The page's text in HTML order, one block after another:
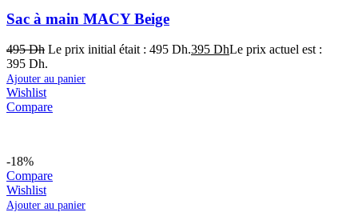
Sac à main MACY Beige
495Dh Le prix initial était : 495 Dh.395 DhLe prix actuel est :
395 Dh.
Ajouter au panier
Wishlist
Compare
-18%
Compare
Wishlist
Ajouter au panier